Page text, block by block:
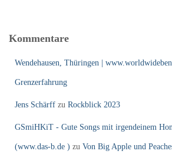
Kommentare
Wendehausen, Thüringen |
Grenzerfahrung
Jens Schärff zu Rockblick 2023
GSmiHKiT - Gute Songs mit irgendeinem
(www.das-b.de ) zu Von Big Apple und